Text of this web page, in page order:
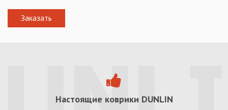
Настоящие коврики DUNLIN